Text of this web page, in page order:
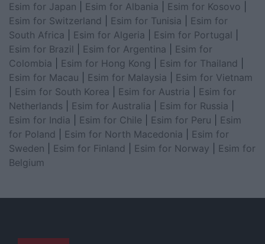
Esim for Japan
Esim for Albania Esim for Kosovo
Esim for Switzerland
Esim for Tunisia
Esim for
South Africa
Esim for Algeria Esim for Portugal
Esim for Brazil
Esim for Argentina
Esim for
Colombia
Esim for Hong Kong Esim for Thailand
Esim for Macau
Esim for Malaysia
Esim for Vietnam
Esim for South Korea Esim for Austria
Esim for
Netherlands
Esim for Australia Esim for Russia
Esim for India
Esim for Chile Esim for Peru
Esim
for Poland
Esim for North Macedonia
Esim for
Sweden
Esim for Finland Esim for Norway
Esim for
Belgium